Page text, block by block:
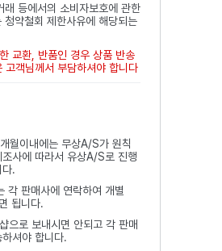
래 등에서의 소비자보호에 관한
청약철회 제한사유에 해당되는
교환, 반품인 경우 상품 반송
고객님께서 부담하셔야 합니다
월이내에는 무상A/S가 원칙
조사에 따라서 유상A/S로 진행
다.
각 판매사에 연락하여 개별
됩니다.
으로 보내시면 안되고 각 판매
셔야 합니다.